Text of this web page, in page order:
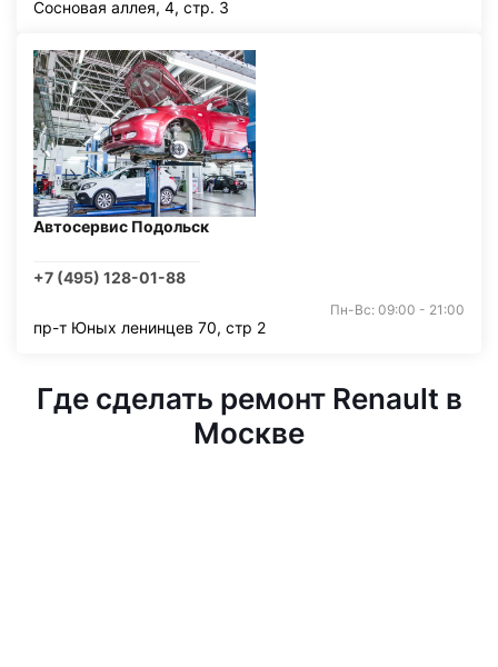
Сосновая аллея, 4, стр. 3
Автосервис Подольск
+7 (495) 128-01-88
Пн-Вс: 09:00 - 21:00
пр-т Юных ленинцев 70, стр 2
Где сделать ремонт Renault в
Москве